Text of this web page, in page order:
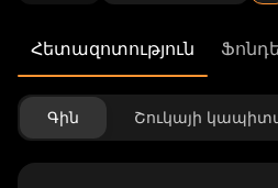
Հետազոտություն
Գին Շուկայի